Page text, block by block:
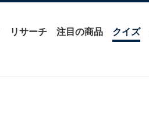
リサーチ 注目の商品 クイズ